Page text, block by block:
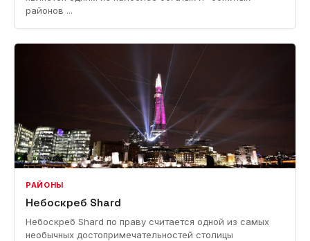
районов ...
РАЙОНЫ
Небоскреб Shard
Небоскреб Shard по праву считается одной из самых
необычных достопримечательностей столицы